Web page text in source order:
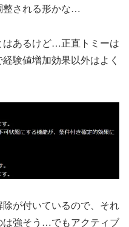
整される形かな…
はあるけど…正直トミーは
験値増加効果以外はよく
が付いているので、それ
は強そう…でもアクティブ